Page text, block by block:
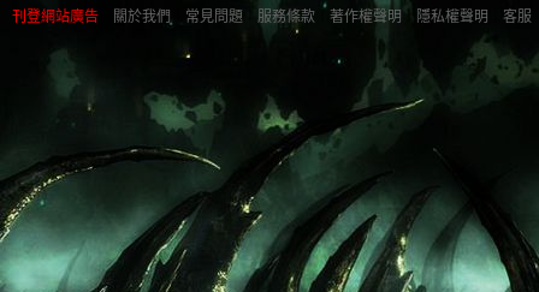
刊登網站廣告 關於我們 常見問題 服務條款 著作權聲明 隱私權聲明 客服